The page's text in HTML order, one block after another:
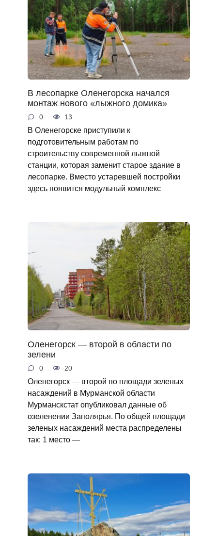
В лесопарке Оленегорска начался
монтаж нового «лыжного домика»
0 13
В Оленегорске приступили к
подготовительным работам по
строительству современной лыжной
станции, которая заменит старое здание в
лесопарке. Вместо устаревшей постройки
здесь появится модульный комплекс
Оленегорск — второй в области по
зелени
0 20
Оленегорск — второй по площади зеленых
насаждений в Мурманской области
Мурманскстат опубликовал данные об
озеленении Заполярья. По общей площади
зеленых насаждений места распределены
так: 1 место —